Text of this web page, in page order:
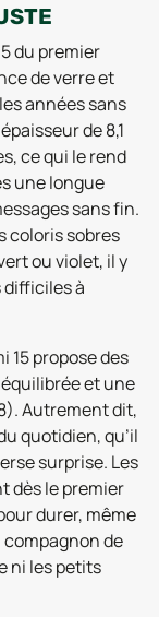
du premier
de verre et
années sans
de 8,1
ce qui le rend
une longue
sans fin.
coloris sobres
ou violet, il y
difficiles à
15 propose des
et une
Autrement dit,
quotidien, qu’il
surprise. Les
dès le premier
durer, même
de
ni les petits